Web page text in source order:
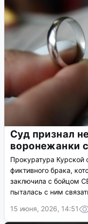
Суд признал
воронежанки
Прокуратура Курской
фиктивного брака,
заключила с бойцом
пыталась с ним
15 июня, 2026, 14:51